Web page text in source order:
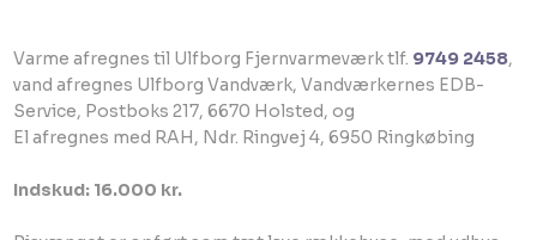
​Varme afregnes til Ulfborg Fjernvarmeværk tlf. 9749 2458,
vand afregnes Ulfborg Vandværk, Vandværkernes EDB-
Service, Postboks 217, 6670 Holsted, og
El afregnes med RAH, Ndr. Ringvej 4, 6950 Ringkøbing
Indskud: 16.000 kr.